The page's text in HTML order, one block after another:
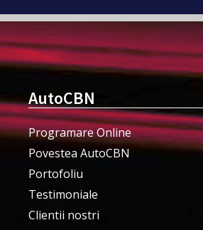
AutoCBN
Programare Online
Povestea AutoCBN
Portofoliu
Testimoniale
Clientii nostri